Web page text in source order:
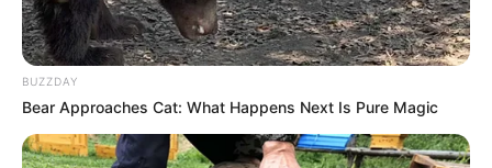
előkészületeiről, ami szerinte a kisnyugdíjasok
helyzetének javítására a legigazságosabb
megoldás lenne. Azóta Orbán Viktor miniszterelnök
is megerősítette, hogy dolgoznak ezen.
Lázár János úgy fogalmazott, hogy „kőkeményen
BUZZDAY
Bear Approaches Cat: What Happens Next Is Pure Magic